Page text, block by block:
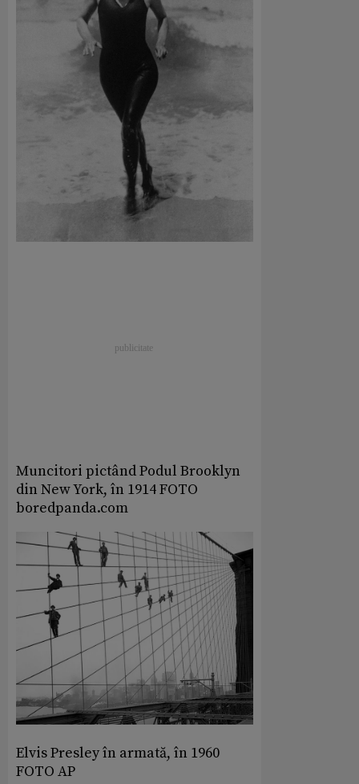
Muncitori pictând Podul Brooklyn
din New York, în 1914 FOTO
boredpanda.com
Elvis Presley în armată, în 1960
FOTO AP